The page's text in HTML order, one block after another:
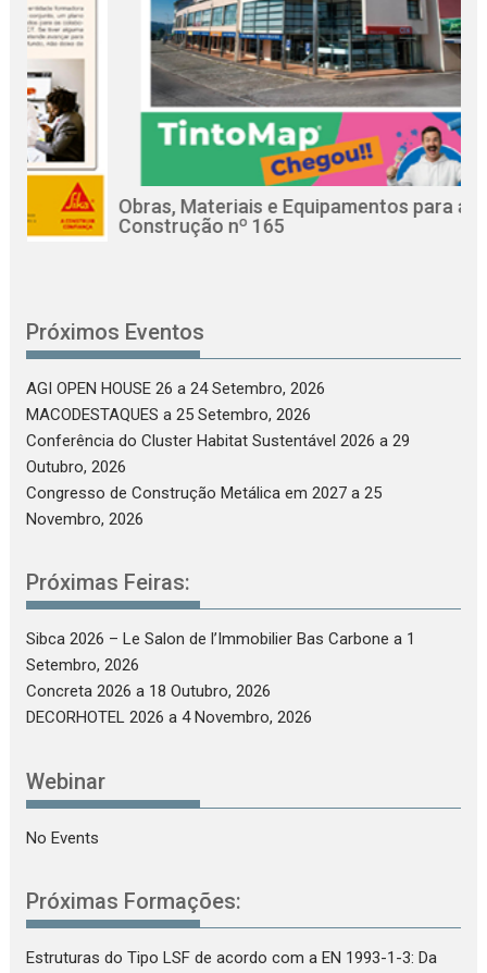
Obras, Materiais e Equipamentos para a
Construção nº 165
Próximos Eventos
AGI OPEN HOUSE 26 a 24 Setembro, 2026
MACODESTAQUES a 25 Setembro, 2026
Conferência do Cluster Habitat Sustentável 2026 a 29
Outubro, 2026
Congresso de Construção Metálica em 2027 a 25
Novembro, 2026
Próximas Feiras:
Sibca 2026 – Le Salon de l’Immobilier Bas Carbone a 1
Setembro, 2026
Concreta 2026 a 18 Outubro, 2026
DECORHOTEL 2026 a 4 Novembro, 2026
Webinar
No Events
Próximas Formações:
Estruturas do Tipo LSF de acordo com a EN 1993-1-3: Da